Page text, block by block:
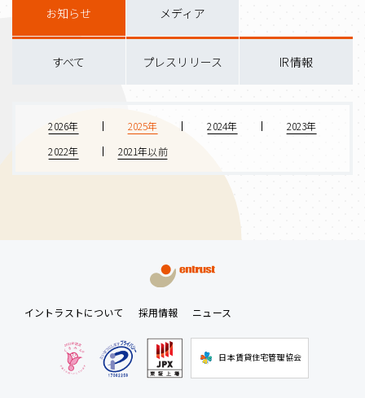
すべて プレスリリース IR情報
お知らせ メディア
2026年 2025年 2024年
2023年
2022年
2021年以前
イントラストについて 採用情報 ニュース
日本賃貸住宅管理協会